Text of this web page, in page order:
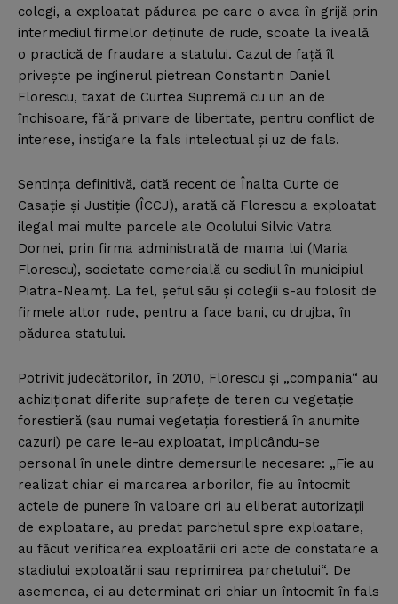
colegi, a exploatat pădurea pe care o avea în grijă prin
intermediul firmelor deţinute de rude, scoate la iveală
o practică de fraudare a statului. Cazul de faţă îl
priveşte pe inginerul pietrean Constantin Daniel
Florescu, taxat de Curtea Supremă cu un an de
închisoare, fără privare de libertate, pentru conflict de
interese, instigare la fals intelectual şi uz de fals.
Sentinţa definitivă, dată recent de Înalta Curte de
Casaţie şi Justiţie (ÎCCJ), arată că Florescu a exploatat
ilegal mai multe parcele ale Ocolului Silvic Vatra
Dornei, prin firma administrată de mama lui (Maria
Florescu), societate comercială cu sediul în municipiul
Piatra-Neamţ. La fel, şeful său şi colegii s-au folosit de
firmele altor rude, pentru a face bani, cu drujba, în
pădurea statului.
Potrivit judecătorilor, în 2010, Florescu şi „compania“ au
achiziţionat diferite suprafeţe de teren cu vegetaţie
forestieră (sau numai vegetaţia forestieră în anumite
cazuri) pe care le-au exploatat, implicându-se
personal în unele dintre demersurile necesare: „Fie au
realizat chiar ei marcarea arborilor, fie au întocmit
actele de punere în valoare ori au eliberat autorizaţii
de exploatare, au predat parchetul spre exploatare,
au făcut verificarea exploatării ori acte de constatare a
stadiului exploatării sau reprimirea parchetului“. De
asemenea, ei au determinat ori chiar un întocmit în fals